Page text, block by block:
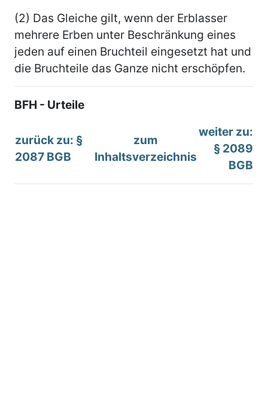
(2) Das Gleiche gilt, wenn der Erblasser
mehrere Erben unter Beschränkung eines
jeden auf einen Bruchteil eingesetzt hat und
die Bruchteile das Ganze nicht erschöpfen.
BFH - Urteile
zurück zu: §
2087 BGB
zum
Inhaltsverzeichnis
weiter zu:
§ 2089
BGB